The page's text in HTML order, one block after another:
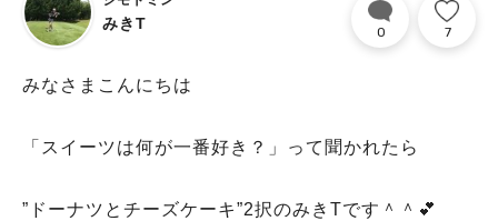
みきT 0 7
みなさまこんにちは
「スイーツは何が一番好き？」って聞かれたら
”ドーナツとチーズケーキ”2択のみきTです＾＾💕